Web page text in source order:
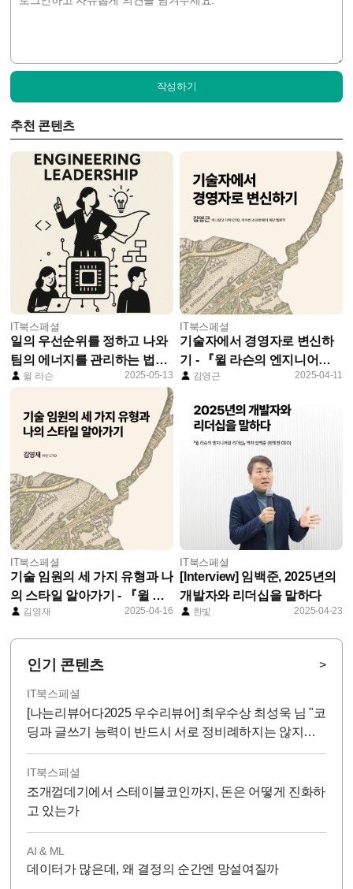
작성하기
추천 콘텐츠
IT북스페셜
일의 우선순위를 정하고 나와
팀의 에너지를 관리하는 법
_'윌라슨의 엔지니어링 리더
윌 라슨 2025-05-13
IT북스페셜
기술자에서 경영자로 변신하
기 - 『윌 라슨의 엔지니어링
리더십』한국어판 특별 부록
김영근 2025-04-11
IT북스페셜
기술 임원의 세 가지 유형과 나
의 스타일 알아가기 - 『윌 라
슨의 엔지니어링 리더십』 한
김영재 2025-04-16
IT북스페셜
[Interview] 임백준, 2025년의
개발자와 리더십을 말하다
한빛 2025-04-23
인기 콘텐츠 >
IT북스페셜
[나는리뷰어다2025 우수리뷰어] 최우수상 최성욱 님 "코
딩과 글쓰기 능력이 반드시 서로 정비례하지는 않지
만...!"
IT북스페셜
조개껍데기에서 스테이블코인까지, 돈은 어떻게 진화하
고 있는가
AI & ML
데이터가 많은데, 왜 결정의 순간엔 망설여질까